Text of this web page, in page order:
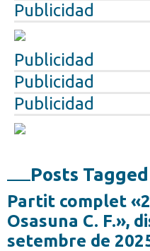
Publicidad
Publicidad
Publicidad
Publicidad
Posts
Partit complet
Osasuna C. F.»,
setembre de